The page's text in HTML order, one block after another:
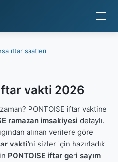
iftar saatleri
vakti 2026
PONTOISE iftar vaktine
ramazan imsakiyesi detaylı.
alınan verilere göre
vakti'ni sizler için hazırladık.
PONTOISE iftar geri sayım